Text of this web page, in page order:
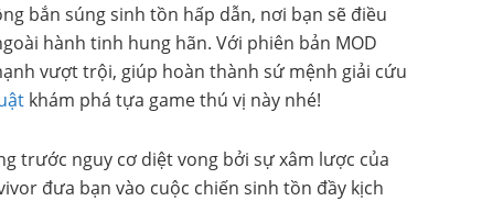
bắn súng sinh tồn hấp dẫn, nơi bạn sẽ điều
hành tinh hung hãn. Với phiên bản MOD
vượt trội, giúp hoàn thành sứ mệnh giải cứu
khám phá tựa game thú vị này nhé!
trước nguy cơ diệt vong bởi sự xâm lược của
đưa bạn vào cuộc chiến sinh tồn đầy kịch